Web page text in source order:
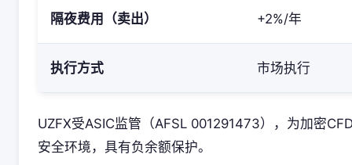
隔夜费用（卖出） +2%/年
执行方式 市场执行
UZFX受ASIC监管（AFSL 001291473），为加密
安全环境，具有负余额保护。